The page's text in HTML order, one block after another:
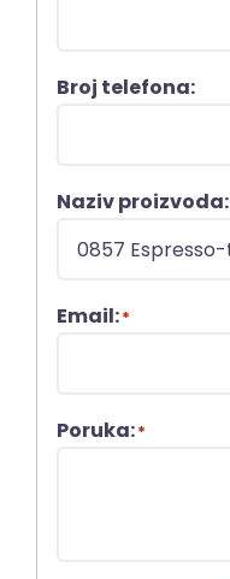
Broj telefona:
Naziv proizvoda:
Email:*
Poruka:*